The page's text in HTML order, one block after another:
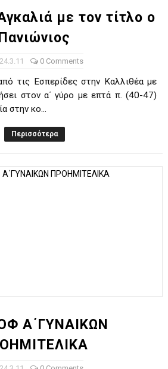
με τον τίτλο ο
Πανιώνιος
24.3.11 0 Comments
τις Εσπερίδες στην Καλλιθέα με
στον α΄ γύρο με επτά π. (40-47)
στην κο...
Περισσότερα
Α΄ΓΥΝΑΙΚΩΝ